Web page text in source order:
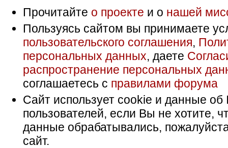
Прочитайте о проекте и о нашей
Пользуясь сайтом вы принимаете
пользовательского соглашения,
персональных данных, даете
распространение персональных
соглашаетесь с правилами форума
Сайт использует cookie и данные об
пользователей, если Вы не хотите,
данные обрабатывались,
сайт.